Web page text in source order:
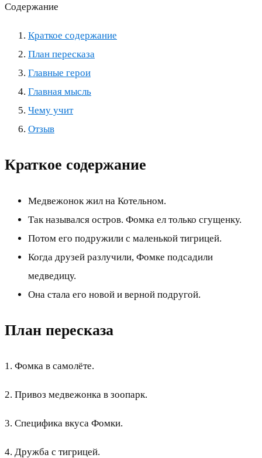
Содержание
Краткое содержание
План пересказа
Главные герои
Главная мысль
Чему учит
Отзыв
Краткое содержание
Медвежонок жил на Котельном.
Так назывался остров. Фомка ел только сгущенку.
Потом его подружили с маленькой тигрицей.
Когда друзей разлучили, Фомке подсадили
медведицу.
Она стала его новой и верной подругой.
План пересказа
1. Фомка в самолёте.
2. Привоз медвежонка в зоопарк.
3. Специфика вкуса Фомки.
4. Дружба с тигрицей.